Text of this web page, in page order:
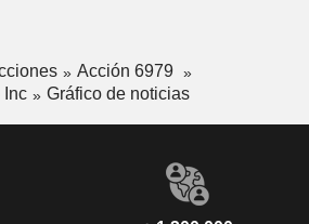
Acción 6979
Inc
Gráfico de noticias